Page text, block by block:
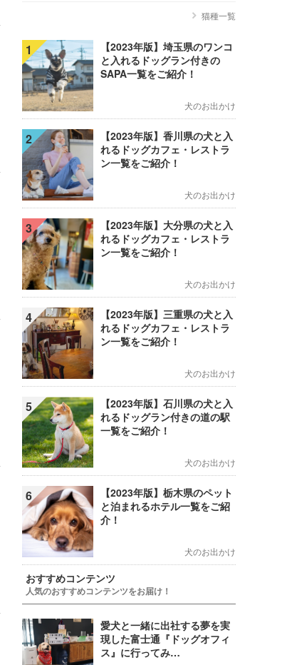
猫種一覧
1
【2023年版】埼玉県のワンコ
と入れるドッグラン付きの
SAPA一覧をご紹介！
犬のお出かけ
2
【2023年版】香川県の犬と入
れるドッグカフェ・レストラ
ン一覧をご紹介！
犬のお出かけ
3
【2023年版】大分県の犬と入
れるドッグカフェ・レストラ
ン一覧をご紹介！
犬のお出かけ
4
【2023年版】三重県の犬と入
れるドッグカフェ・レストラ
ン一覧をご紹介！
犬のお出かけ
5
【2023年版】石川県の犬と入
れるドッグラン付きの道の駅
一覧をご紹介！
犬のお出かけ
6
【2023年版】栃木県のペット
と泊まれるホテル一覧をご紹
介！
犬のお出かけ
おすすめコンテンツ
人気のおすすめコンテンツをお届け！
愛犬と一緒に出社する夢を実
現した富士通『ドッグオフィ
ス』に行ってみ…